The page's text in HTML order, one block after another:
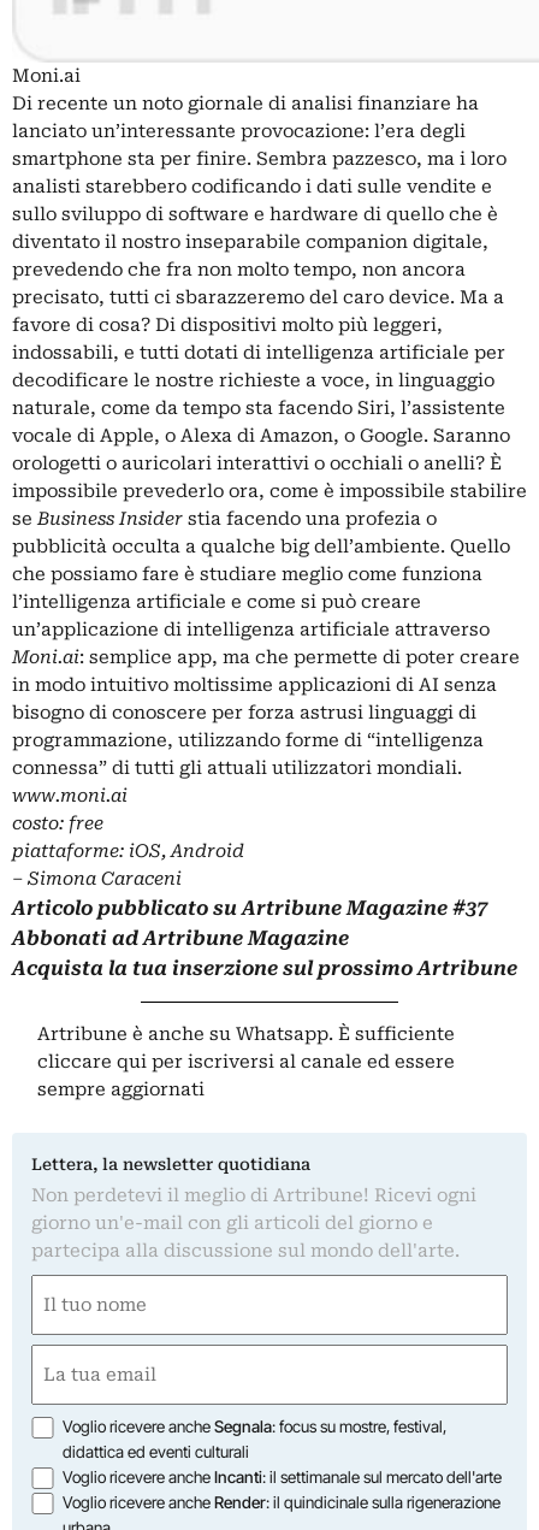
Moni.ai
Di recente un noto giornale di analisi finanziare ha
lanciato un’interessante provocazione: l’era degli
smartphone sta per finire. Sembra pazzesco, ma i loro
analisti starebbero codificando i dati sulle vendite e
sullo sviluppo di software e hardware di quello che è
diventato il nostro inseparabile companion digitale,
prevedendo che fra non molto tempo, non ancora
precisato, tutti ci sbarazzeremo del caro device. Ma a
favore di cosa? Di dispositivi molto più leggeri,
indossabili, e tutti dotati di intelligenza artificiale per
decodificare le nostre richieste a voce, in linguaggio
naturale, come da tempo sta facendo Siri, l’assistente
vocale di Apple, o Alexa di Amazon, o Google. Saranno
orologetti o auricolari interattivi o occhiali o anelli? È
impossibile prevederlo ora, come è impossibile stabilire
seBusiness Insider stia facendo una profezia o
pubblicità occulta a qualche big dell’ambiente. Quello
che possiamo fare è studiare meglio come funziona
l’intelligenza artificiale e come si può creare
un’applicazione di intelligenza artificiale attraverso
Moni.ai: semplice app, ma che permette di poter creare
in modo intuitivo moltissime applicazioni di AI senza
bisogno di conoscere per forza astrusi linguaggi di
programmazione, utilizzando forme di “intelligenza
connessa” di tutti gli attuali utilizzatori mondiali.
www.moni.ai
costo: free
piattaforme: iOS, Android
‒ Simona Caraceni
Articolo pubblicato su Artribune Magazine #37
Abbonati ad Artribune Magazine
Acquista la tua inserzione sul prossimo Artribune
Artribune è anche su Whatsapp. È sufficiente
cliccare qui per iscriversi al canale ed essere
sempre aggiornati
Lettera, la newsletter quotidiana
Non perdetevi il meglio di Artribune! Ricevi ogni
giorno un'e-mail con gli articoli del giorno e
partecipa alla discussione sul mondo dell'arte.
(Required)
First
(Required)
Opzioni
Voglio ricevere ancheSegnala: focus su mostre, festival,
didattica ed eventi culturali
Voglio ricevere ancheIncanti: il settimanale sul mercato dell'arte
Voglio ricevere ancheRender: il quindicinale sulla rigenerazione